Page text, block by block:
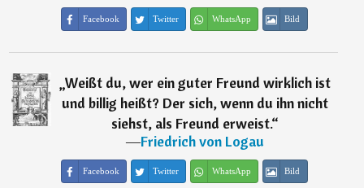
Facebook Twitter WhatsApp Bild
„Weißt du, wer ein guter Freund wirklich ist
und billig heißt? Der sich, wenn du ihn nicht
siehst, als Freund erweist.“
―Friedrich von Logau
Facebook Twitter WhatsApp Bild